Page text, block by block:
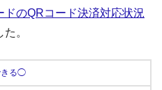
ドのQRコード決済対応状況
。
きる◯